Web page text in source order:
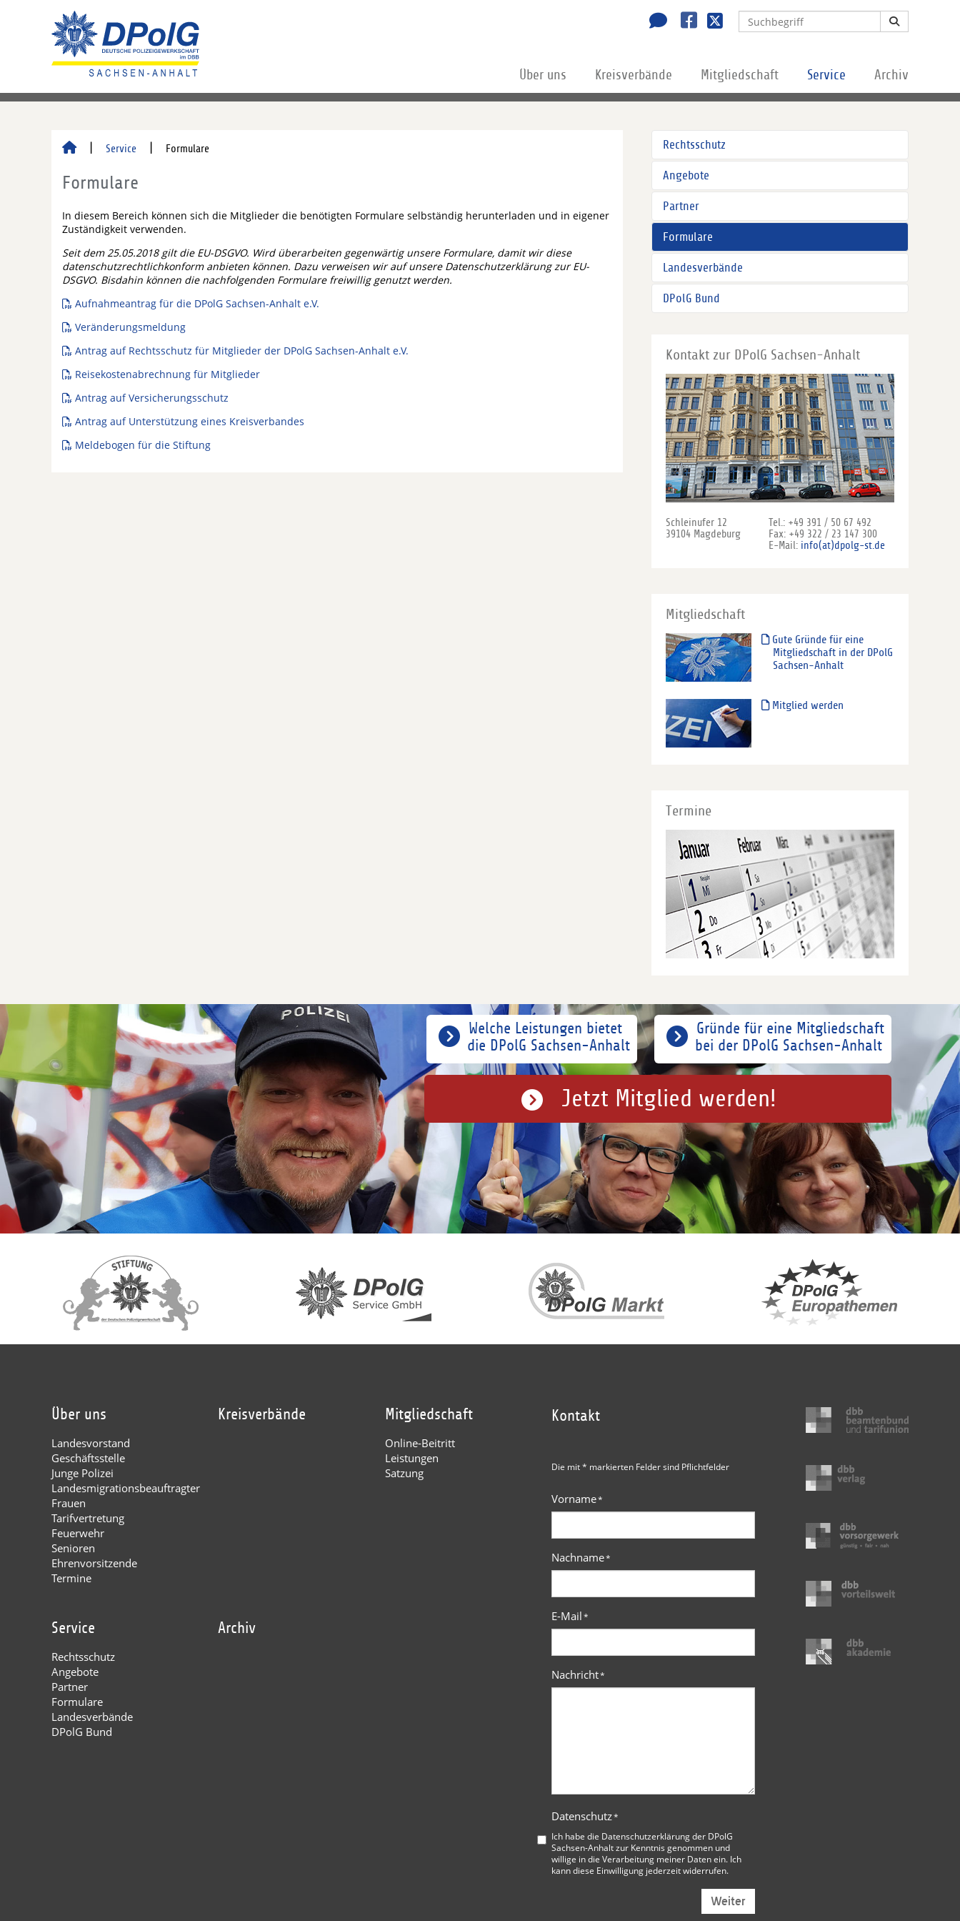
Über uns Kreisverbände Mitgliedschaft Service Archiv
Service Formulare
Formulare
In diesem Bereich können sich die Mitglieder die benötigten Formulare selbständig herunterladen und in eigener
Zuständigkeit verwenden.
Seit dem 25.05.2018 gilt die EU-DSGVO. Wird überarbeiten gegenwärtig unsere Formulare, damit wir diese
datenschutzrechtlichkonform anbieten können. Dazu verweisen wir auf unsere Datenschutzerklärung zur EU-
DSGVO. Bisdahin können die nachfolgenden Formulare freiwillig genutzt werden.
Aufnahmeantrag für die DPolG Sachsen-Anhalt e.V.
Veränderungsmeldung
Antrag auf Rechtsschutz für Mitglieder der DPolG Sachsen-Anhalt e.V.
Reisekostenabrechnung für Mitglieder
Antrag auf Versicherungsschutz
Antrag auf Unterstützung eines Kreisverbandes
Meldebogen für die Stiftung
Rechtsschutz
Angebote
Partner
Formulare
Landesverbände
DPolG Bund
Kontakt zur DPolG Sachsen-Anhalt
Schleinufer 12
39104 Magdeburg
Tel.: +49 391 / 50 67 492
Fax: +49 322 / 23 147 300
E-Mail: info(at)dpolg-st.de
Mitgliedschaft
Gute Gründe für eine
Mitgliedschaft in der DPolG
Sachsen-Anhalt
Mitglied werden
Termine
Gründe für eine Mitgliedschaft
bei der DPolG Sachsen-Anhalt
Welche Leistungen bietet
die DPolG Sachsen-Anhalt
Jetzt Mitglied werden!
Über uns
Landesvorstand
Geschäftsstelle
Junge Polizei
Landesmigrationsbeauftragter
Frauen
Tarifvertretung
Feuerwehr
Senioren
Ehrenvorsitzende
Termine
Kreisverbände Mitgliedschaft
Online-Beitritt
Leistungen
Satzung
Service
Rechtsschutz
Angebote
Partner
Formulare
Landesverbände
DPolG Bund
Archiv
Kontakt
Die mit * markierten Felder sind Pflichtfelder
Vorname*
Nachname*
E-Mail*
Nachricht*
Datenschutz*
Ich habe die Datenschutzerklärung der DPolG
Sachsen-Anhaltzur Kenntnis genommen und
willige in die Verarbeitung meiner Daten ein. Ich
kann diese Einwilligung jederzeit widerrufen.
Weiter